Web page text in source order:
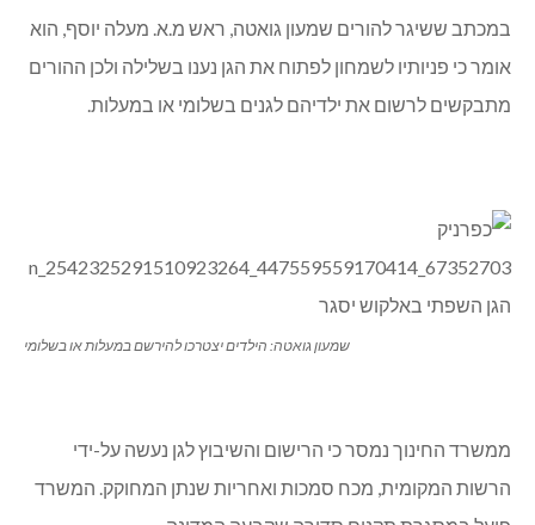
במכתב ששיגר להורים שמעון גואטה, ראש מ.א. מעלה יוסף, הוא
אומר כי פניותיו לשמחון לפתוח את הגן נענו בשלילה ולכן ההורים
מתבקשים לרשום את ילדיהם לגנים בשלומי או במעלות.
שמעון גואטה: הילדים יצטרכו להירשם במעלות או בשלומי
ממשרד החינוך נמסר כי הרישום והשיבוץ לגן נעשה על-ידי
הרשות המקומית, מכח סמכות ואחריות שנתן המחוקק. המשרד